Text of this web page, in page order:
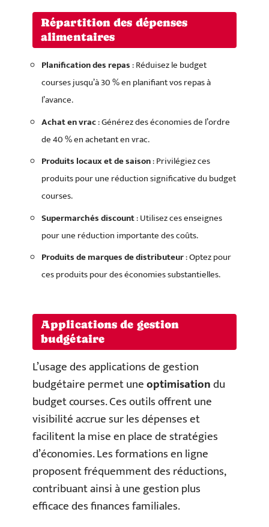
Répartition des dépenses
alimentaires
Planification des repas: Réduisez le budget
courses jusqu’à 30 % en planifiant vos repas à
l’avance.
Achat en vrac: Générez des économies de l’ordre
de 40 % en achetant en vrac.
Produits locaux et de saison: Privilégiez ces
produits pour une réduction significative du budget
courses.
Supermarchés discount: Utilisez ces enseignes
pour une réduction importante des coûts.
Produits de marques de distributeur: Optez pour
ces produits pour des économies substantielles.
Applications de gestion
budgétaire
L’usage des applications de gestion
budgétaire permet uneoptimisationdu
budget courses. Ces outils offrent une
visibilité accrue sur les dépenses et
facilitent la mise en place de stratégies
d’économies. Les formations en ligne
proposent fréquemment des réductions,
contribuant ainsi à une gestion plus
efficace des finances familiales.